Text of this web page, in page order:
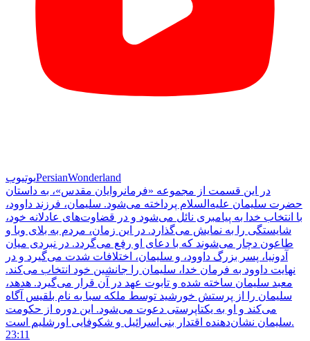
یوتیوبPersianWonderland
در این قسمت از مجموعه «فرمانروایان مقدس»، به داستان
حضرت سلیمان علیه‌السلام پرداخته می‌شود. سلیمان، فرزند داوود،
با انتخاب خدا به پیامبری نائل می‌شود و در قضاوت‌های عادلانه خود،
شایستگی را به نمایش می‌گذارد. در این زمان، مردم به بلای وبا و
طاعون دچار می‌شوند که با دعای او رفع می‌گردد. در نبردی میان
آدونیا، پسر بزرگ داوود، و سلیمان، اختلافات شدت می‌گیرد و در
نهایت داوود به فرمان خدا، سلیمان را جانشین خود انتخاب می‌کند.
معبد سلیمان ساخته شده و تابوت عهد در آن قرار می‌گیرد. هدهد،
سلیمان را از پرستش خورشید توسط ملکه سبا به نام بلقیس آگاه
می‌کند و او به یکتاپرستی دعوت می‌شود. این دوره از حکومت
سلیمان نشان‌دهنده اقتدار بنی‌اسرائیل و شکوفایی اورشلیم است.
23:11